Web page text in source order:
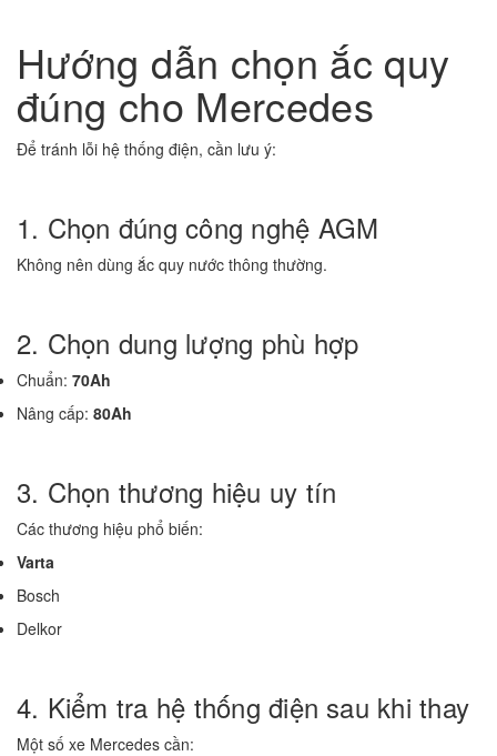
Hướng dẫn chọn ắc quy
đúng cho Mercedes
Để tránh lỗi hệ thống điện, cần lưu ý:
1. Chọn đúng công nghệ AGM
Không nên dùng ắc quy nước thông thường.
2. Chọn dung lượng phù hợp
Chuẩn: 70Ah
Nâng cấp: 80Ah
3. Chọn thương hiệu uy tín
Các thương hiệu phổ biến:
Varta
Bosch
Delkor
4. Kiểm tra hệ thống điện sau khi thay
Một số xe Mercedes cần: